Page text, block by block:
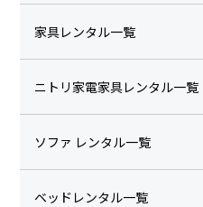
家具レンタル一覧
ニトリ家電家具レンタル一覧
ソファ レンタル一覧
ベッドレンタル一覧